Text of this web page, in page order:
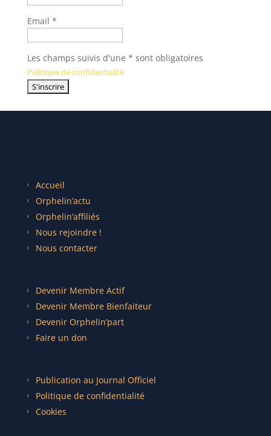
Email *
Les champs suivis d'une * sont obligatoires
Politique de confidentialité
Accueil
Orphelin’actu
Orphelin’affiliés
Nous rejoindre !
Nous contacter
Devenir Membre Actif
Devenir Membre Bienfaiteur
Devenir Orphelin’part
Faire un don
Publication au Journal Officiel
Politique de confidentialité
Cookies